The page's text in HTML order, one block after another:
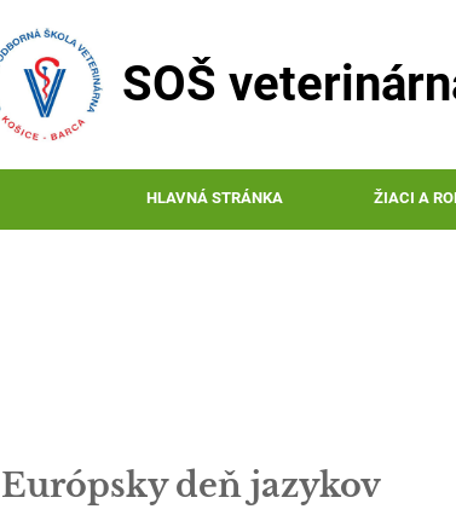
SOŠ
HLAVNÁ STRÁNKA ŽIACI A
Novinky
Európsky deň jazykov